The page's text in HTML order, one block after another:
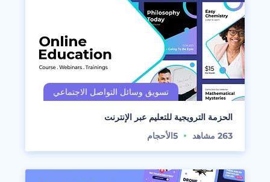
الحزمة الترويجية للتعليم عبر الإنترنت
263 مشاهد 5الأحجام